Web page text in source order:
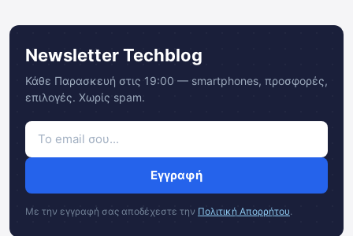
Newsletter Techblog
Κάθε Παρασκευή στις 19:00 — smartphones, προσφορές,
επιλογές. Χωρίς spam.
Εγγραφή
Με την εγγραφή σας αποδέχεστε την Πολιτική Απορρήτου.